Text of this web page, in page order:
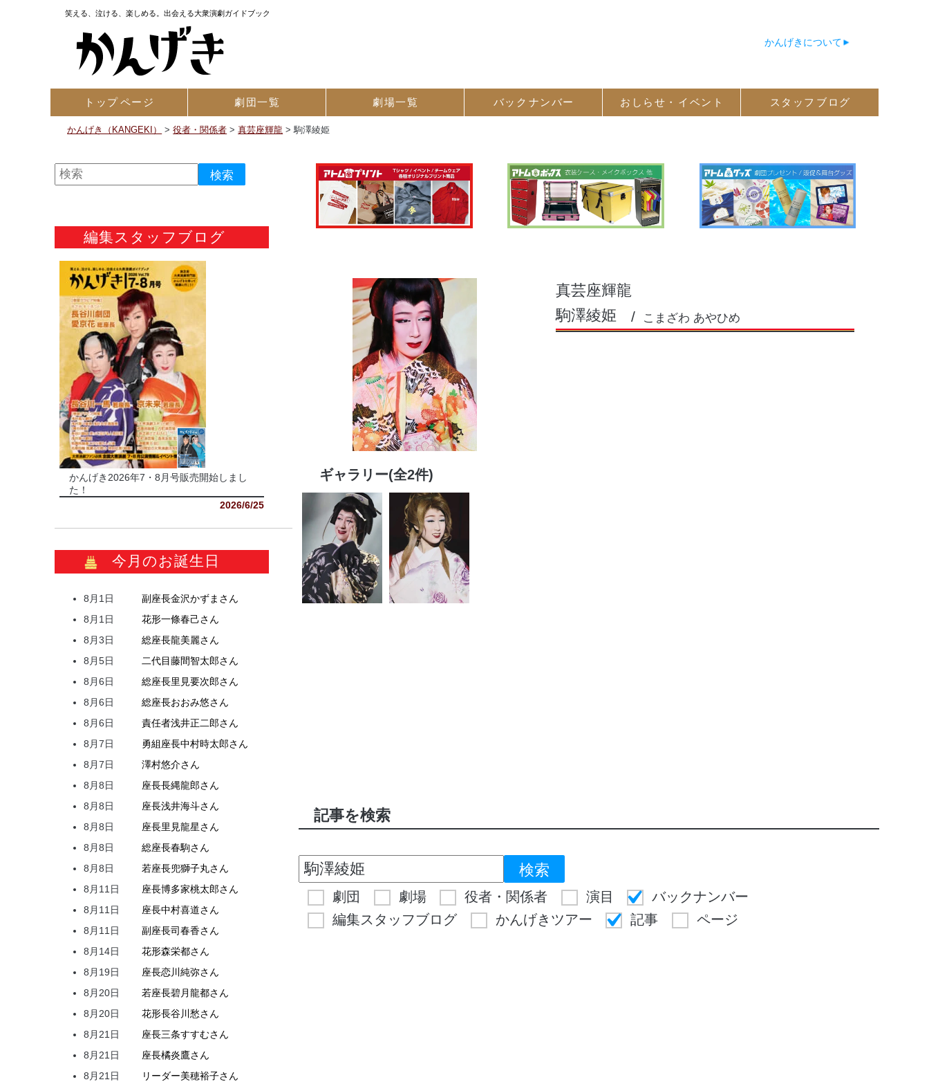
笑える、泣ける、楽しめる。出会える大衆演劇ガイドブック
かんげきについて
トップページ 劇団一覧 劇場一覧 バック ナンバー おしらせ・ イベント スタッフ ブログ
かんげき（KANGEKI） >役者・関係者 >真芸座輝龍 >駒澤綾姫
真芸座輝龍
駒澤綾姫
こまざわ あやひめ
ギャラリー(全2件)
記事を検索
劇団 劇場 役者・関係者 演目
バックナンバー
編集スタッフブログ
かんげきツアー 記事 ページ
編集スタッフブログ
かんげき2026年7・8月号販売開始しまし
た！
2026/6/25
今月のお誕生日
8月1日 副座長金沢かずま さん
8月1日
花形一條春己さん
8月3日
総座長龍美麗さん
8月5日
二代目藤間智太郎さん
8月6日
総座長里見要次郎さん
8月6日
総座長おおみ悠さん
8月6日
責任者浅井正二郎さん
8月7日
勇組座長中村時太郎さん
8月7日
澤村悠介さん
8月8日
座長長縄龍郎さん
8月8日
座長浅井海斗さん
8月8日
座長里見龍星さん
8月8日
総座長春駒さん
8月8日
若座長兜獅子丸さん
8月11日
座長博多家桃太郎さん
8月11日
座長中村喜道さん
8月11日
副座長司春香さん
8月14日
花形森栄都さん
8月19日
座長恋川 純弥さん
8月20日
若座長碧月龍都さん
8月20日
花形長谷川 愁さん
8月21日
座長三条すすむさん
8月21日
座長橘炎鷹さん
8月21日
リーダー美穂裕子さん